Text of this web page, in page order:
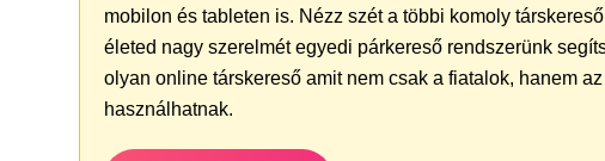
mobilon és tableten is. Nézz szét a többi komoly
életed nagy szerelmét egyedi párkereső rendszerünk
olyan online társkereső amit nem csak a fiatalok, hanem
használhatnak.